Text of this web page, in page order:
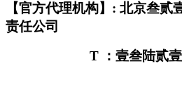
【官方代理机构】: 北京叁贰
责任公司
T
：壹叁陆贰